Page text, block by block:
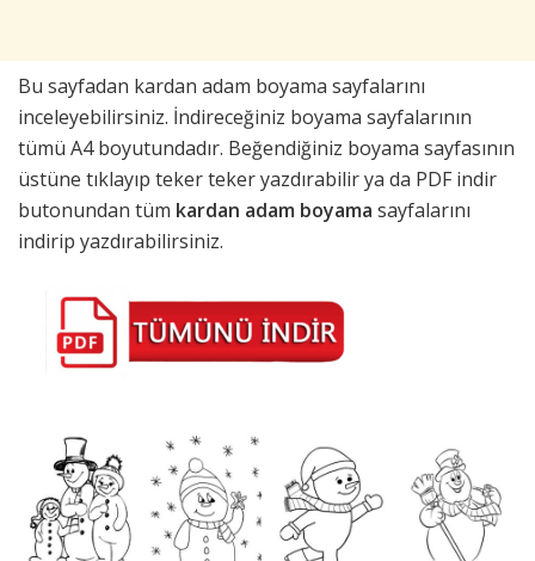
Bu sayfadan kardan adam boyama sayfalarını
inceleyebilirsiniz. İndireceğiniz boyama sayfalarının
tümü A4 boyutundadır. Beğendiğiniz boyama sayfasının
üstüne tıklayıp teker teker yazdırabilir ya da PDF indir
butonundan tüm kardan adam boyama sayfalarını
indirip yazdırabilirsiniz.